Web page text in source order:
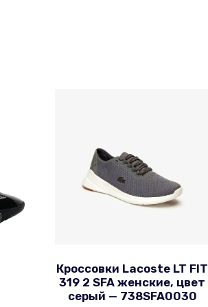
Кроссовки Lacoste LT FIT
319 2 SFA женские, цвет
серый — 738SFA0030